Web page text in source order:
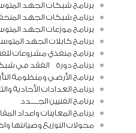
برنامج شبكات الجهد
برنامج شبكات الجهد
برنامج موزعات الجهد
برنامج كابلات الجهد
برنامج منفذي مشروعات
برنامج دورة الفقد في
برنامج الأرضي ومنظومة
برنامج العدادات الأحادية
برنامج الفنيين الجــــدد
برنامج المعاينات واعداد
محولات التوزيع وصيانتها